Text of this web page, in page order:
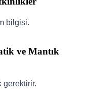
bilgisi.
ve Mantık
gerektirir.